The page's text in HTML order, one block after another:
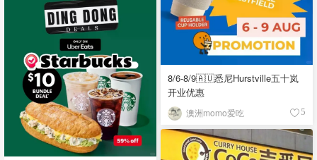
8/6-8/9🇦🇺悉尼Hurstville五十岚
开业优惠
澳洲momo爱吃 5